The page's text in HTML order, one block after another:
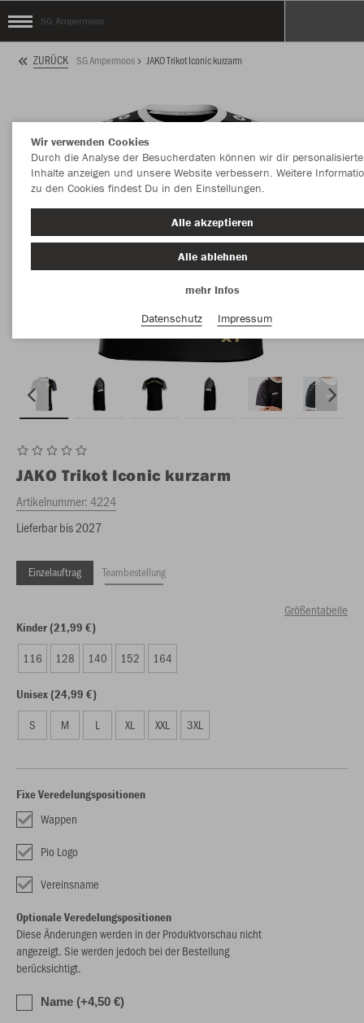
SG Ampermoos
ZURÜCK SG Ampermoos JAKO Trikot Iconic kurzarm
JAKO Trikot Iconic kurzarm
Artikelnummer:4224
Lieferbar bis 2027
Einzelauftrag Teambestellung
Größentabelle
Kinder (21,99 €)
116 128 140 152 164
Unisex (24,99 €)
S M L XL XXL 3XL
Fixe Veredelungspositionen
Wappen
Pio Logo
Vereinsname
Optionale Veredelungspositionen
Diese Änderungen werden in der Produktvorschau nicht
angezeigt. Sie werden jedoch bei der Bestellung
berücksichtigt.
Name (+4,50 €)
Wir verwenden Cookies
Durch die Analyse der Besucherdaten können wir dir personalisierte
Inhalte anzeigen und unsere Website verbessern. Weitere
zu den Cookies findest Du in den Einstellungen.
Alle akzeptieren
Alle ablehnen
mehr Infos
Datenschutz
Impressum